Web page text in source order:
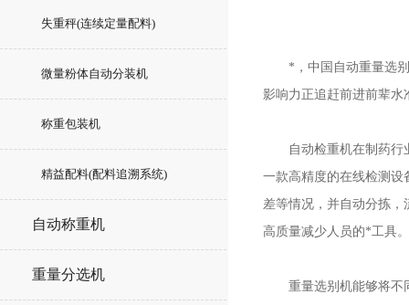
失重秤(连续定量配料)
微量粉体自动分装机
称重包装机
精益配料(配料追溯系统)
自动称重机
重量分选机
*，中国自动重量选别
影响力正追赶前进前辈水
自动检重机在制药行业
一款高精度的在线检测设
差等情况，并自动分拣
高质量减少人员的*工具。
重量选别机能够将不同